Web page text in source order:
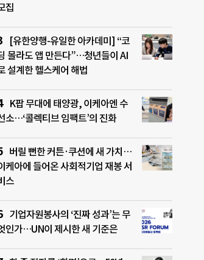
집
[유한양행-유일한 아카데미] “코
몰라도 앱 만든다”…청년들이 AI
설계한 헬스케어 해법
K팝 무대에 태양광, 이케아엔 수
소…‘콜렉티브 임팩트’의 진화
버릴 뻔한 커튼·쿠션에 새 가치…
케아에 들어온 사회적기업 재봉 서
스
기업자원봉사의 ‘진짜 성과’는 무
인가…UN이 제시한 새 기준은